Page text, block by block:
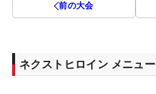
前の大会
ネクストヒロイン メニュー